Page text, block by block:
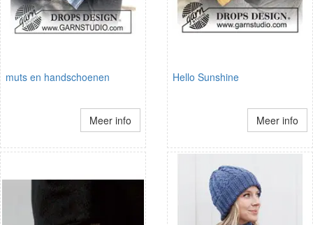
muts en handschoenen
Meer info
Hello Sunshine
Meer info